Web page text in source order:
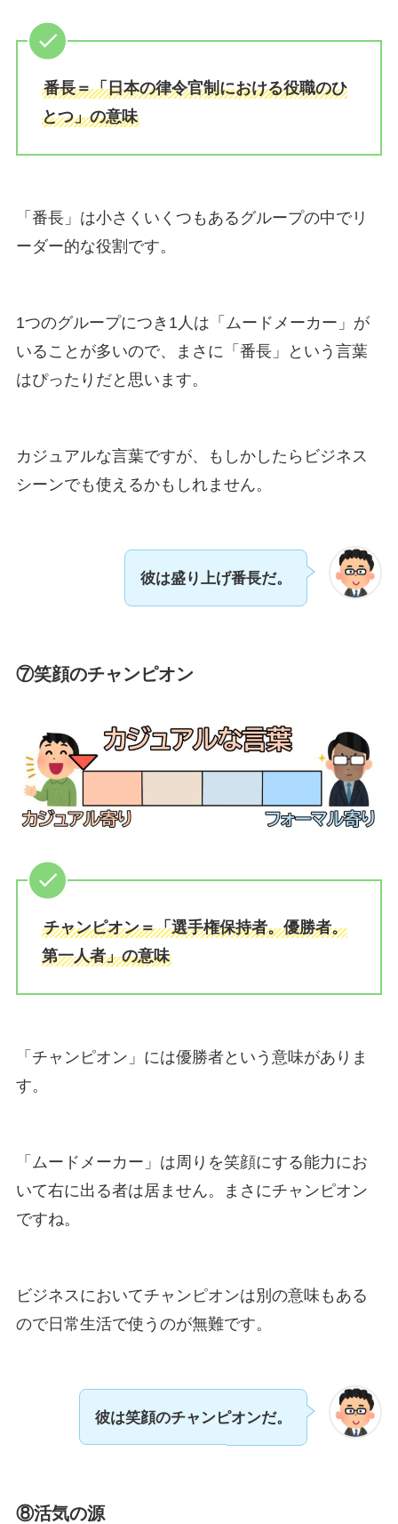
番長＝「日本の律令官制における役職のひ
とつ」の意味
「番長」は小さくいくつもあるグループの中でリ
ーダー的な役割です。
1つのグループにつき1人は「ムードメーカー」が
いることが多いので、まさに「番長」という言葉
はぴったりだと思います。
カジュアルな言葉ですが、もしかしたらビジネス
シーンでも使えるかもしれません。
彼は盛り上げ番長だ。
⑦笑顔のチャンピオン
チャンピオン＝「選手権保持者。優勝者。
第一人者」の意味
「チャンピオン」には優勝者という意味がありま
す。
「ムードメーカー」は周りを笑顔にする能力にお
いて右に出る者は居ません。まさにチャンピオン
ですね。
ビジネスにおいてチャンピオンは別の意味もある
ので日常生活で使うのが無難です。
彼は笑顔のチャンピオンだ。
⑧活気の源